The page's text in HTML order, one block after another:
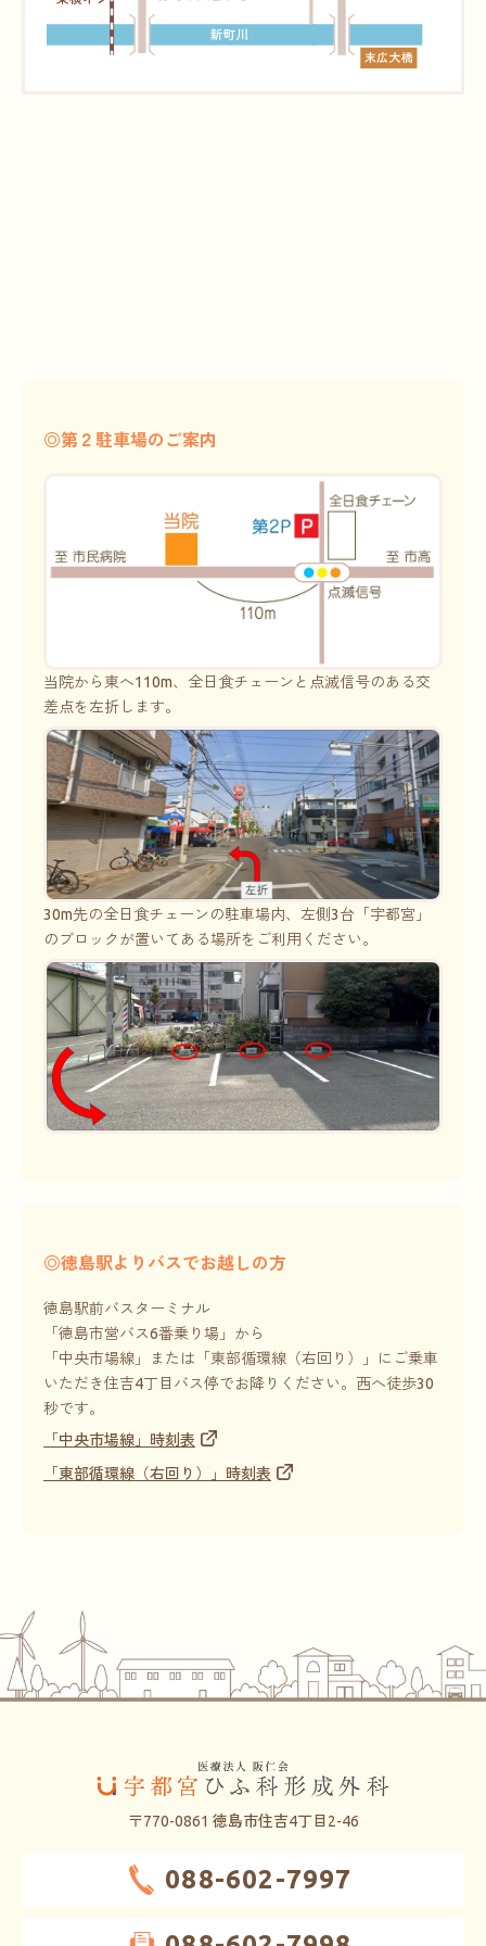
◎第２駐車場のご案内
当院から東へ110m、全日食チェーンと点滅信号のある交
差点を左折します。
30m先の全日食チェーンの駐車場内、左側3台「宇都宮」
のブロックが置いてある場所をご利用ください。
◎徳島駅よりバスでお越しの方
徳島駅前バスターミナル
「徳島市営バス6番乗り場」から
「中央市場線」または「東部循環線（右回り）」にご乗車
いただき住吉4丁目バス停でお降りください。 西へ徒歩30
秒です。
「中央市場線」時刻表
「東部循環線（右回り）」時刻表
〒770-0861 徳島市住吉4丁目2-46
088-602-7997